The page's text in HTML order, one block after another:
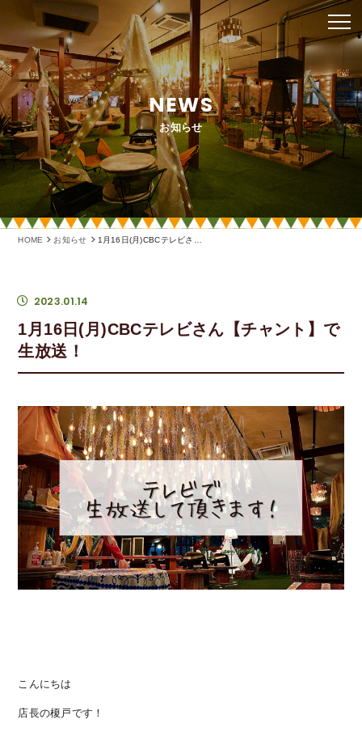
NEWS
お知らせ
HOME お知らせ
2023.01.14
1月16日(月)CBCテレビさん【チャント】で
生放送！
こんにちは
店長の榎戸です！